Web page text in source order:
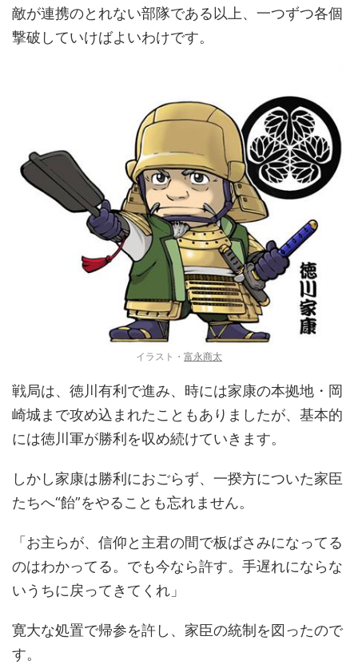
敵が連携のとれない部隊である以上、一つずつ各個
撃破していけばよいわけです。
イラスト・ 富永商太
戦局は、徳川有利で進み、時には家康の本拠地・岡
崎城まで攻め込まれたこともありましたが、基本的
には徳川軍が勝利を収め続けていきます。
しかし家康は勝利におごらず、一揆方についた家臣
たちへ“飴”をやることも忘れません。
「お主らが、信仰と主君の間で板ばさみになってる
のはわかってる。でも今なら許す。手遅れにならな
いうちに戻ってきてくれ」
寛大な処置で帰参を許し、家臣の統制を図ったので
す。